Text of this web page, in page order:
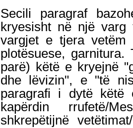
Secili paragraf
kryesisht në një
vargjet e tjera vetëm
plotësuese,
parë) këtë e kryejnë
dhe lëvizin", e "të
paragrafi i dytë
kapërdin rrufetë/
shkrepëtijnë